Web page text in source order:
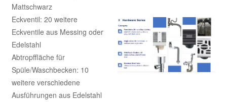
Mattschwarz
Eckventil: 20 weitere
Eckventile aus Messing oder
Edelstahl
Abtropffläche für
Spüle/Waschbecken: 10
weitere verschiedene
Ausführungen aus Edelstahl